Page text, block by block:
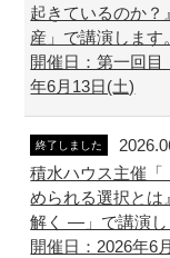
起きているのか？
産」で講演します。
開催日：第一回
年6月13日(土)
終了しました
積水ハウス主催「
められる選択と
解く ―」で講演し
開催日：2026年6